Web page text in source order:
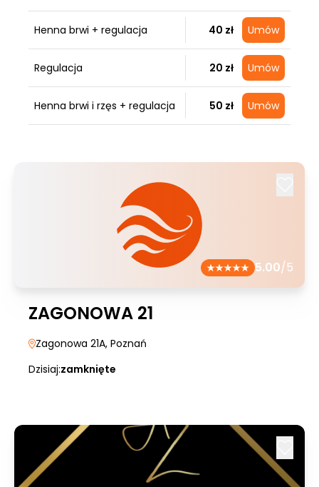
Henna brwi + regulacja 40 zł Umów
Regulacja 20 zł Umów
Henna brwi i rzęs + regulacja 50 zł Umów
5.00/5
ZAGONOWA 21
Zagonowa 21A, Poznań
Dzisiaj:zamknięte